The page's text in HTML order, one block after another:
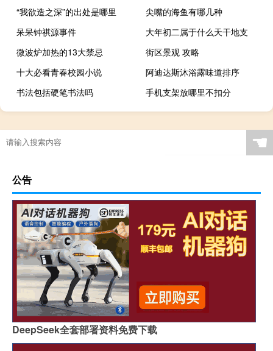
“我欲造之深”的出处是哪里
尖嘴的海鱼有哪几种
呆呆钟祺源事件
大年初二属于什么天干地支
微波炉加热的13大禁忌
街区景观 攻略
十大必看青春校园小说
阿迪达斯沐浴露味道排序
书法包括硬笔书法吗
手机支架放哪里不扣分
☚
公告
DeepSeek全套部署资料免费下载